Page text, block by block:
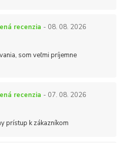
recenzia - 08. 08. 2026
som veľmi príjemne
recenzia - 07. 08. 2026
prístup k zákazníkom